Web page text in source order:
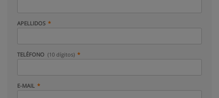
APELLIDOS
TELÉFONO (10 dígitos)
E-MAIL